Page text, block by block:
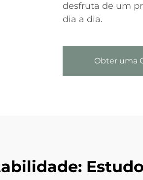
desfruta de um
dia a dia.
Obter uma